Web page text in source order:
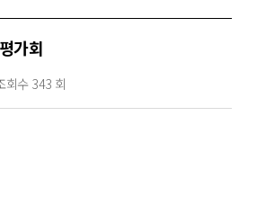
가회
회수 343 회